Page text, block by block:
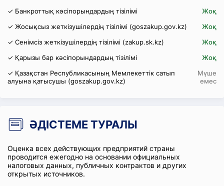
✓ Банкроттық кәсіпорындардың тізілімі
Жоқ
✓ Жосықсыз жеткізушілердің тізілімі (goszakup.gov.kz)
Жоқ
✓ Сенімсіз жеткізушілердің тізілімі (zakup.sk.kz)
Жоқ
✓ Қарызы бар кәсіпорындардың тізілімі
Жоқ
✓ Қазақстан Республикасының Мемлекеттік сатып
алуына қатысушы (goszakup.gov.kz)
Мүше
емес
ӘДІСТЕМЕ ТУРАЛЫ
Оценка всех действующих предприятий страны
проводится ежегодно на основании официальных
налоговых данных, публичных контрактов и других
открытых источников.